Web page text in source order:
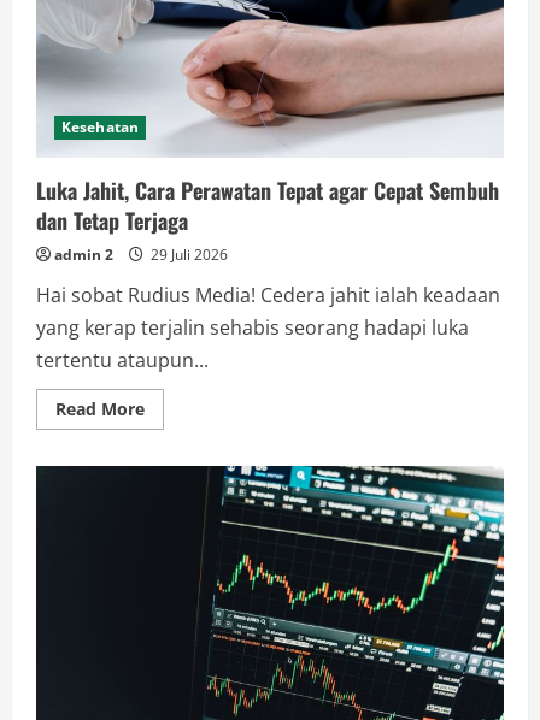
Kesehatan
Luka Jahit, Cara Perawatan Tepat agar Cepat Sembuh
dan Tetap Terjaga
admin 2 29 Juli 2026
Hai sobat Rudius Media! Cedera jahit ialah keadaan
yang kerap terjalin sehabis seorang hadapi luka
tertentu ataupun...
Read MoreRead
more
Perawatan
Sembuh
Terjaga